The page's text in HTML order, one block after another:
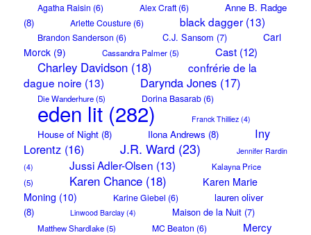
Agatha Raisin (6) Alex Craft(6)
Anne B. Radge
(8)
Arlette Cousture(6) black dagger(13)
Brandon Sanderson (6) C.J. Sansom (7)
Carl
Morck(9) Cassandra Palmer(5) Cast(12)
Charley Davidson(18)
confrérie de la
dague noire (13) Darynda Jones(17)
Die Wanderhure(5) Dorina Basarab(6)
eden lit(282) Franck Thilliez(4)
House of Night(8) Ilona Andrews (8)
Iny
Lorentz(16) J.R. Ward (23)
Jennifer Rardin
(4)
Jussi Adler-Olsen (13)
Kalayna Price
(5)
Karen Chance(18)
Karen Marie
Moning (10) Karine Giebel (6)
lauren oliver
(8)
Linwood Barclay(4) Maison de la Nuit(7)
Matthew Shardlake(5) MC Beaton (6)
Mercy